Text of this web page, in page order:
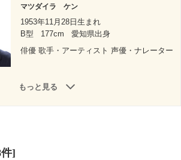
マツダイラ ケン
1953年11月28日生まれ
B型
177cm
愛知県出身
俳優 歌手・アーティスト 声優・ナレーター
もっと見る
]